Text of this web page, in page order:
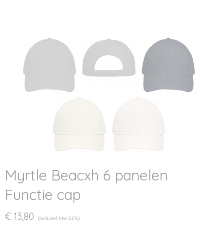
Myrtle Beacxh 6 panelen
Functie cap
€ 13,80 (inclusief btw 21%)